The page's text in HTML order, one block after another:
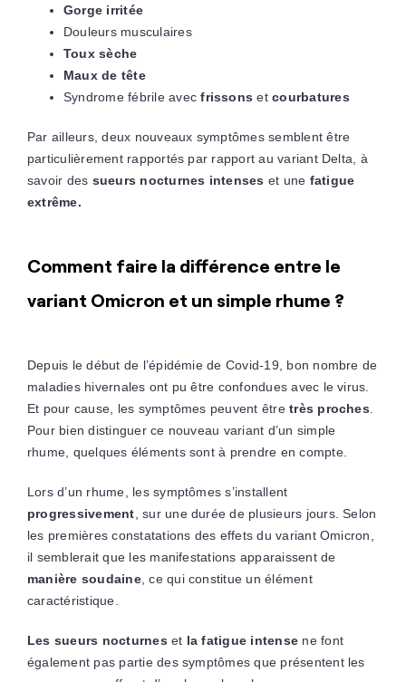
Gorge irritée
Douleurs musculaires
Toux sèche
Maux de tête
Syndrome fébrile avec frissons etcourbatures
Par ailleurs, deux nouveaux symptômes semblent être
particulièrement rapportés par rapport au variant Delta, à
savoir des sueurs nocturnes intenses et une fatigue
extrême.
Comment faire la différence entre le
variant Omicron et un simple rhume ?
Depuis le début de l’épidémie de Covid-19, bon nombre de
maladies hivernales ont pu être confondues avec le virus.
Et pour cause, les symptômes peuvent êtretrès proches
Pour bien distinguer ce nouveau variant d’un simple
rhume, quelques éléments sont à prendre en compte.
Lors d’un rhume, les symptômes s’installent
progressivement , sur une durée de plusieurs jours. Selon
les premières constatations des effets du variant Omicron,
il semblerait que les manifestations apparaissent de
manière soudaine, ce qui constitue un élément
caractéristique.
Les sueurs nocturnes et la fatigue intense ne font
également pas partie des symptômes que présentent les